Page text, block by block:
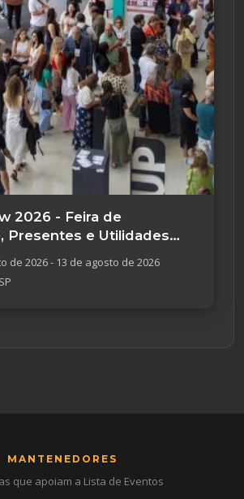
2026 - Feira de
Presentes e Utilidades
de 2026 - 13 de agosto de 2026
MANTENEDORES
que apoiam a Lista de Eventos